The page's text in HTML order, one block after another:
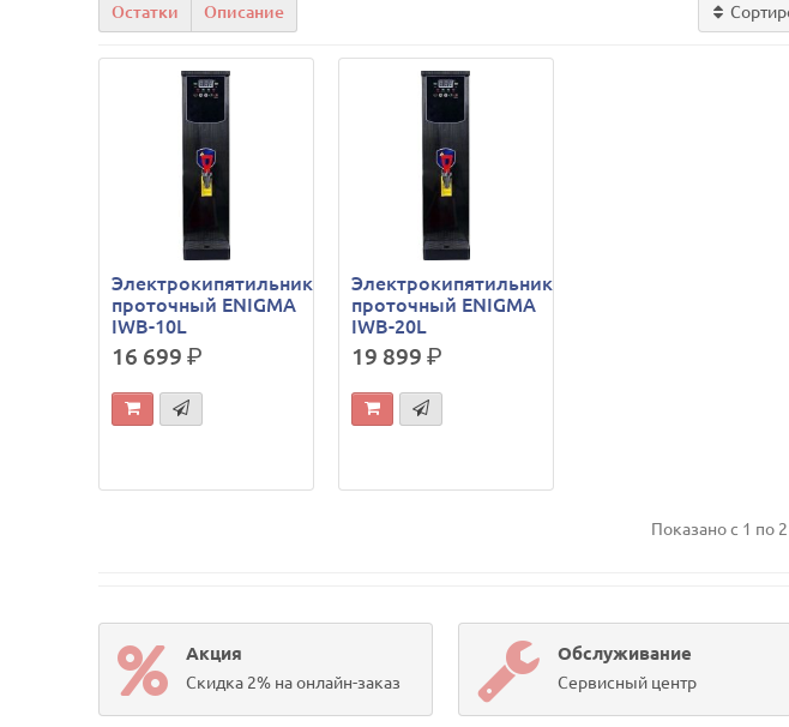
Остатки Описание
Электрокипятильник
проточный ENIGMA
IWB-10L
16 699р.
Электрокипятильник
проточный ENIGMA
IWB-20L
19 899р.
Показано с 1 по
Акция
Скидка 2% на онлайн-заказ
Обслуживание
Сервисный центр